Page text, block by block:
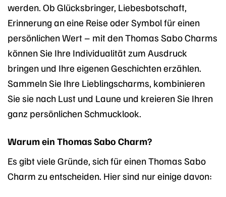
werden. Ob Glücksbringer, Liebesbotschaft,
Erinnerung an eine Reise oder Symbol für einen
persönlichen Wert – mit den Thomas Sabo Charms
können Sie Ihre Individualität zum Ausdruck
bringen und Ihre eigenen Geschichten erzählen.
Sammeln Sie Ihre Lieblingscharms, kombinieren
Sie sie nach Lust und Laune und kreieren Sie Ihren
ganz persönlichen Schmucklook.
Warum ein Thomas Sabo Charm?
Es gibt viele Gründe, sich für einen Thomas Sabo
Charm zu entscheiden. Hier sind nur einige davon: